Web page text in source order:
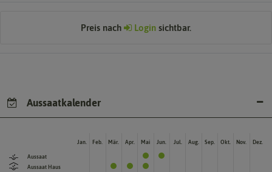
Preis nach Login sichtbar.
Aussaatkalender
Aussaat
Aussaat Haus
Jan. Feb. Mär. Apr. Mai Jun. Jul. Aug. Sep. Okt. Nov. Dez.